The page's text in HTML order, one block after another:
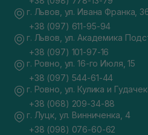
г. Львов, ул. Ивана Франка,
+38 (097) 611-95-94
г. Львов, ул. Академика
+38 (097) 101-97-16
г. Ровно, ул. 16-го Июля, 15
+38 (097) 544-61-44
г. Ровно, ул. Кулика и
+38 (068) 209-34-88
г. Луцк, ул. Винниченка, 4
+38 (098) 076-60-62